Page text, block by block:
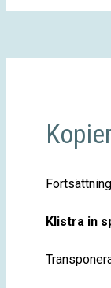
Klistra in